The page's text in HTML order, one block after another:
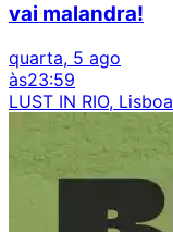
vai malandra!
quarta, 5 ago
às23:59
LUST IN RIO, Lisboa